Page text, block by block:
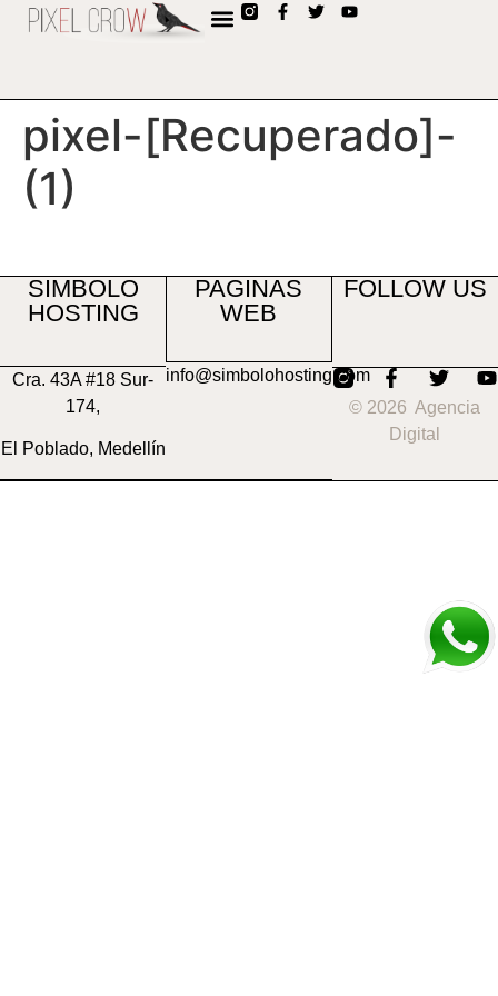
contenido
pixel-[Recuperado]-
(1)
SIMBOLO
HOSTING
Cra. 43A #18 Sur-
174,
El Poblado, Medellín
PAGINAS
WEB
info@simbolohosting.com
FOLLOW US
© 2026 Agencia
Digital